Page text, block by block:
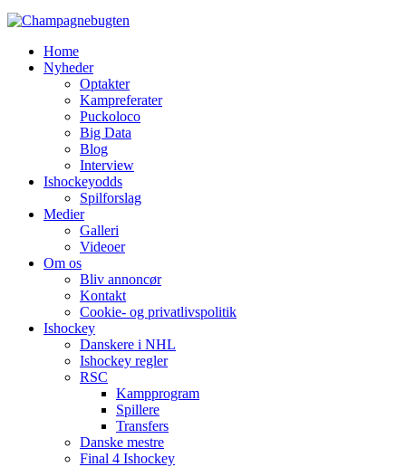
Home
Nyheder
Optakter
Kampreferater
Puckoloco
Big Data
Blog
Interview
Ishockeyodds
Spilforslag
Medier
Galleri
Videoer
Om os
Bliv annoncør
Kontakt
Cookie- og privatlivspolitik
Ishockey
Danskere i NHL
Ishockey regler
RSC
Kampprogram
Spillere
Transfers
Danske mestre
Final 4 Ishockey